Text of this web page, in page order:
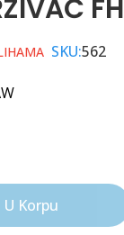
SKU:562
Korpu